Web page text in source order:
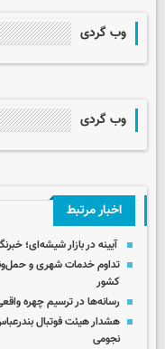
وب گردی
وب گردی
اخبار مرتبط
آیینه در بازار شیشه‌ای؛
تداوم خدمات شهری و
کشور
رسانه‌ها در ترسیم چهره
هشدار هیئت فوتبال
نجومی